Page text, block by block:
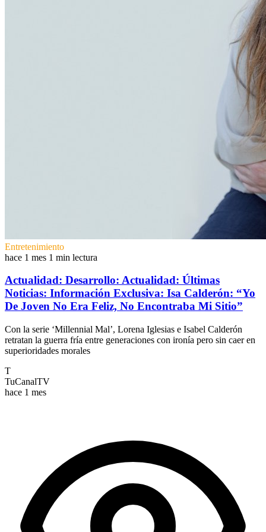
Entretenimiento
hace 1 mes 1 min lectura
Actualidad: Desarrollo: Actualidad: Últimas
Noticias: Información Exclusiva: Isa Calderón: “Yo
De Joven No Era Feliz, No Encontraba Mi Sitio”
Con la serie ‘Millennial Mal’, Lorena Iglesias e Isabel Calderón
retratan la guerra fría entre generaciones con ironía pero sin caer en
superioridades morales
T
TuCanalTV
hace 1 mes